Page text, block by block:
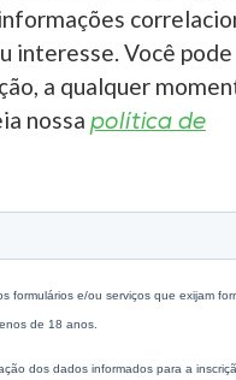
interesse. Você
a qualquer
nossa política de